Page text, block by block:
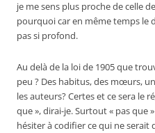
je me sens plus proche de celle
pourquoi car en même temps le
pas si profond.
Au delà de la loi de 1905 que
peu ? Des habitus, des mœurs,
les auteurs? Certes et ce sera le
que », dirai-je. Surtout « pas que
hésiter à codifier ce qui ne serait